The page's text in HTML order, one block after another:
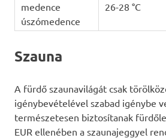
medence
úszómedence
26-28 °C
Szauna
A fürdő szaunavilágát csak
igénybevételével szabad igénybe
természetesen biztosítanak
EUR ellenében a szaunajeggyel